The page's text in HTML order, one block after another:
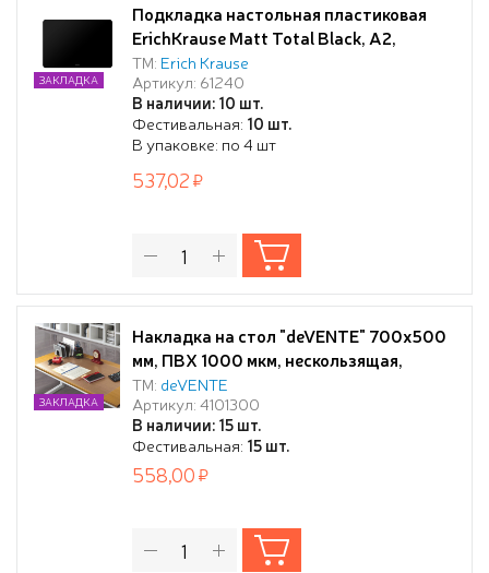
Подкладка настольная пластиковая
ErichKrause Matt Total Black, A2,
черный(в пакете по 4 шт.)
ТМ: Erich Krause
Артикул: 61240
В наличии: 10 шт.
Фестивальная: 10 шт.
В упаковке: по 4 шт
ЗАКЛАДКА
537,02
Накладка на стол "deVENTE" 700x500
мм, ПВХ 1000 мкм, нескользящая,
фактура "апельсиновая корка"
прозрачная
ТМ: deVENTE
Артикул: 4101300
В наличии: 15 шт.
Фестивальная: 15 шт.
ЗАКЛАДКА
558,00